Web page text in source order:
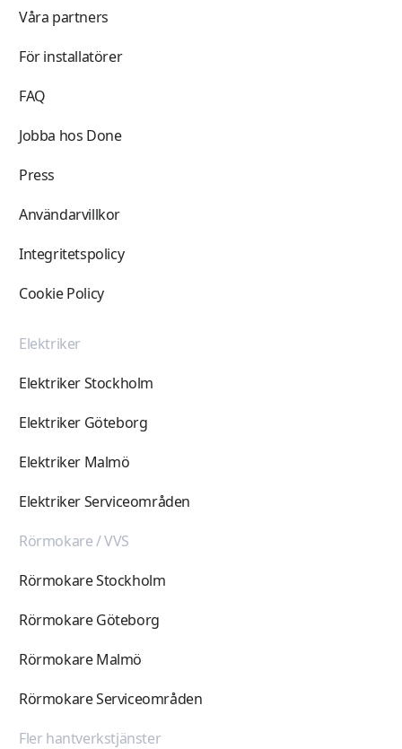
Våra partners
För installatörer
FAQ
Jobba hos Done
Press
Användarvillkor
Integritetspolicy
Cookie Policy
Elektriker
Elektriker Stockholm
Elektriker Göteborg
Elektriker Malmö
Elektriker Serviceområden
Rörmokare / VVS
Rörmokare Stockholm
Rörmokare Göteborg
Rörmokare Malmö
Rörmokare Serviceområden
Fler hantverkstjänster